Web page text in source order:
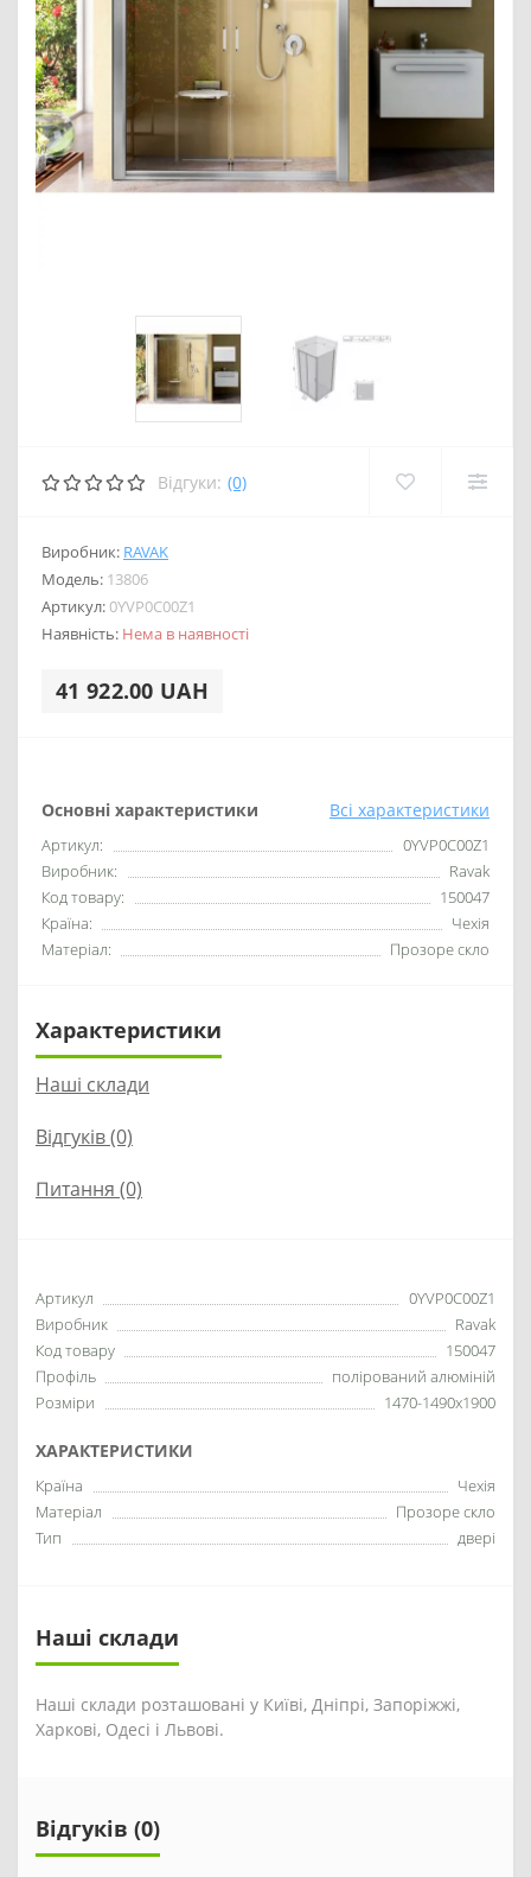
Відгуки: (0)
Виробник: RAVAK
Модель: 13806
Артикул:0YVP0C00Z1
Наявність: Нема в наявності
41 922.00 UAH
Основні характеристики Всі характеристики
Артикул:
0YVP0C00Z1
Виробник:
Ravak
Код товару:
150047
Країна:
Чехія
Матеріал:
Прозоре скло
Характеристики
Наші склади
Відгуків (0)
Питання (0)
Артикул
0YVP0C00Z1
Виробник
Ravak
Код товару
150047
Профіль
полірований алюміній
Розміри
1470-1490x1900
ХАРАКТЕРИСТИКИ
Країна
Чехія
Матеріал
Прозоре скло
Тип
двері
Наші склади
Наші склади розташовані у Київі, Дніпрі, Запоріжжі,
Харкові, Одесі і Львові.
Відгуків (0)